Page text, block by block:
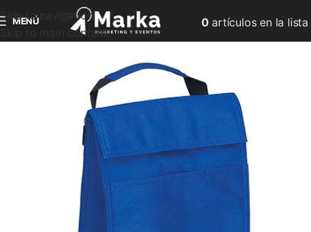
Skip to navigation
Skip to main content
MENÚ 0artículosen la lista